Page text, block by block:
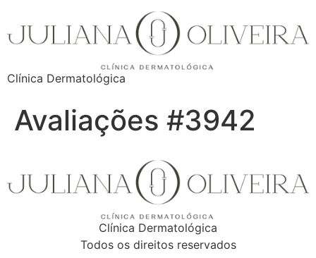
Clínica Dermatológica
Avaliações #3942
Clínica Dermatológica
Todos os direitos reservados